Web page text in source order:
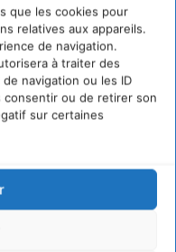
que les cookies pour
relatives aux appareils.
de navigation.
à traiter des
navigation ou les ID
consentir ou de retirer son
sur certaines